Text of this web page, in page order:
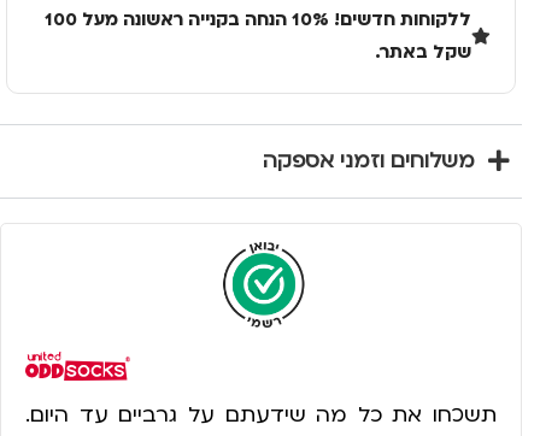
ללקוחות חדשים! 10% הנחה בקנייה ראשונה מעל 100
שקל באתר.
משלוחים וזמני אספקה
תשכחו את כל מה שידעתם על גרביים עד היום.